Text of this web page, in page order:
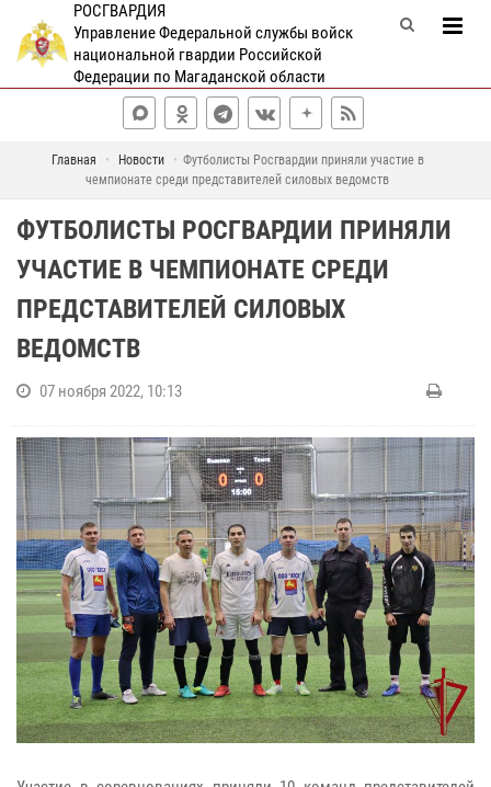
РОСГВАРДИЯ
Управление Федеральной службы войск
национальной гвардии Российской
Федерации по Магаданской области
Главная Новости
Футболисты Росгвардии приняли участие в
чемпионате среди представителей силовых ведомств
ФУТБОЛИСТЫ РОСГВАРДИИ ПРИНЯЛИ
УЧАСТИЕ В ЧЕМПИОНАТЕ СРЕДИ
ПРЕДСТАВИТЕЛЕЙ СИЛОВЫХ
ВЕДОМСТВ
07 ноября 2022, 10:13